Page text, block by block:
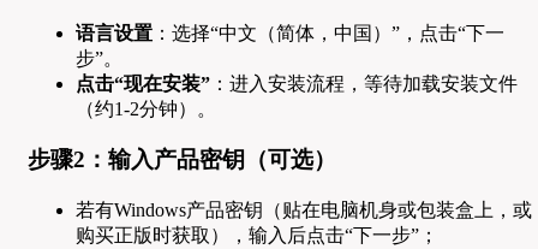
语言设置 ：选择“中文（简体，中国）”，点击“下一
步”。
点击“现在安装” ：进入安装流程，等待加载安装文件
（约1-2分钟）。
步骤2：输入产品密钥（可选）
若有Windows产品密钥（贴在电脑机身或包装盒上，或
购买正版时获取），输入后点击“下一步”；